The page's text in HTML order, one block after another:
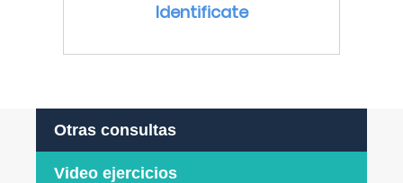
Identificate
Otras consultas
Video ejercicios